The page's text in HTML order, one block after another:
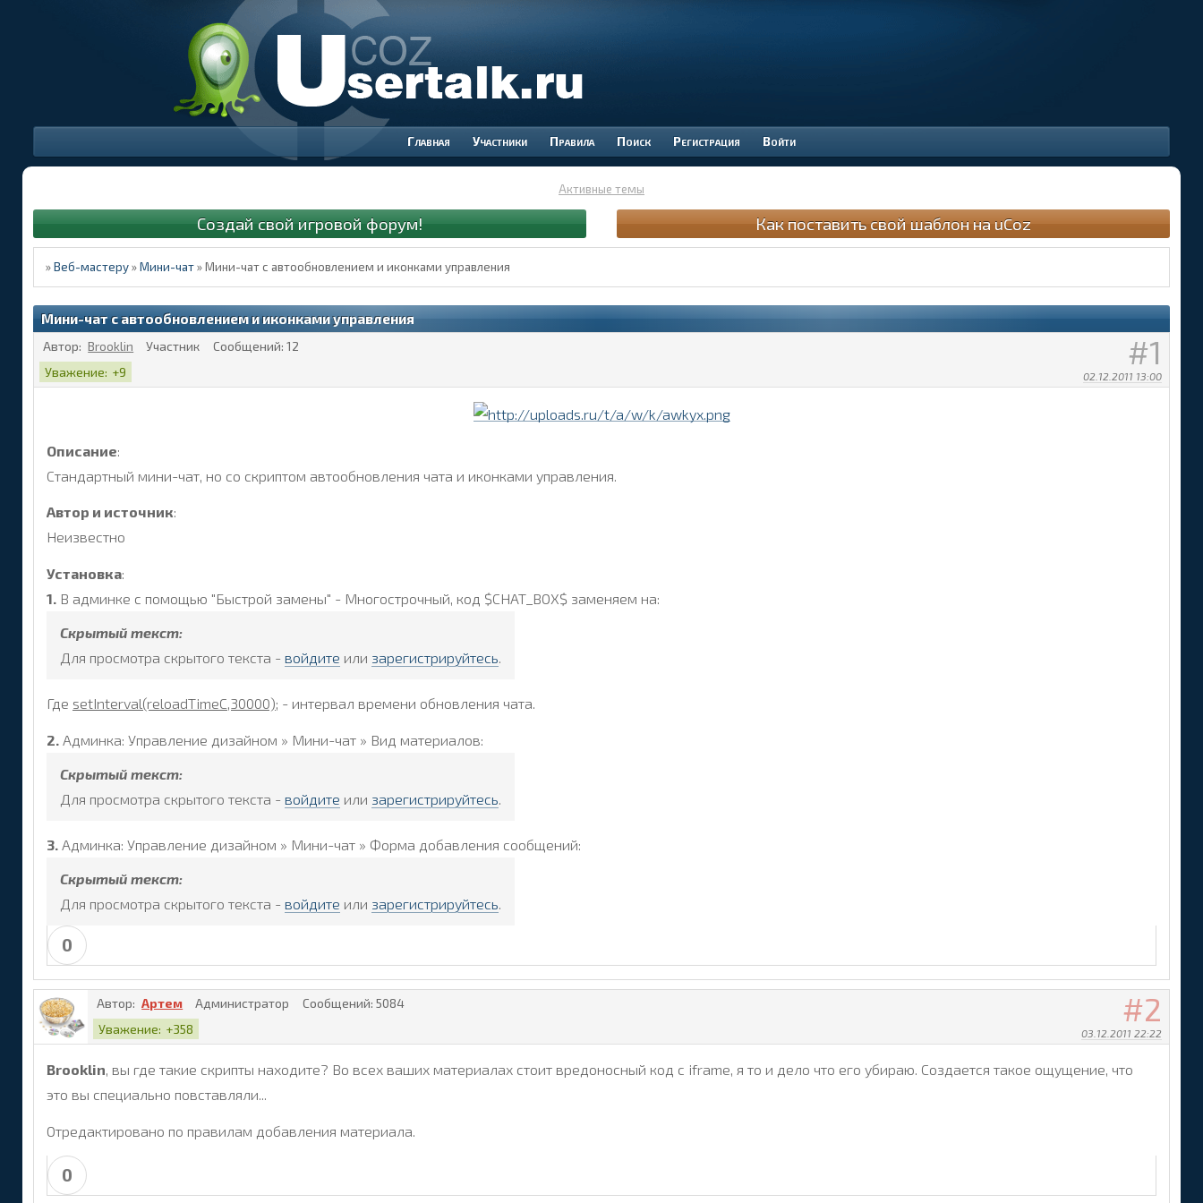
Участники Правила Поиск Регистрация Войти
Активные темы
Создай свой игровой форум! Как поставить свой шаблон на uCoz
»Веб-мастеру »Мини-чат »Мини-чат с автообновлением и иконками управления
Мини-чат с автообновлением и иконками управления
1
02.12.2011 13:00
Автор: Brooklin Участник Сообщений: 12
Уважение: +9
Описание:
Стандартный мини-чат, но со скриптом автообновления чата и иконками управления.
Автор и источник:
Неизвестно
Установка:
1. В админке с помощью "Быстрой замены" - Многострочный, код $CHAT_BOX$ заменяем на:
Скрытый текст:
Для просмотра скрытого текста - войдите или зарегистрируйтесь.
Где setInterval(reloadTimeC,30000); - интервал времени обновления чата.
2. Админка: Управление дизайном » Мини-чат » Вид материалов:
Скрытый текст:
Для просмотра скрытого текста - войдите или зарегистрируйтесь.
3. Админка: Управление дизайном » Мини-чат » Форма добавления сообщений:
Скрытый текст:
Для просмотра скрытого текста - войдите или зарегистрируйтесь.
0
2
03.12.2011 22:22
Автор: Артем Администратор Сообщений: 5084
Уважение: +358
Brooklin, вы где такие скрипты находите? Во всех ваших материалах стоит вредоносный код с iframe, я то и дело что его убираю. Создается такое ощущение, что
это вы специально повставляли...
Отредактировано по правилам добавления материала.
0